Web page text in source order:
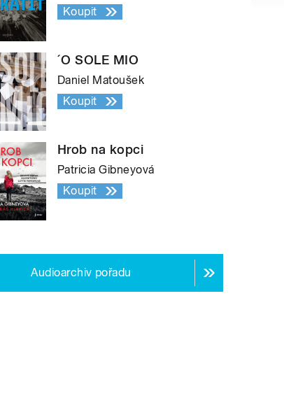
Koupit
´O SOLE MIO
Daniel Matoušek
Koupit
Hrob na kopci
Patricia Gibneyová
Koupit
Audioarchiv pořadu